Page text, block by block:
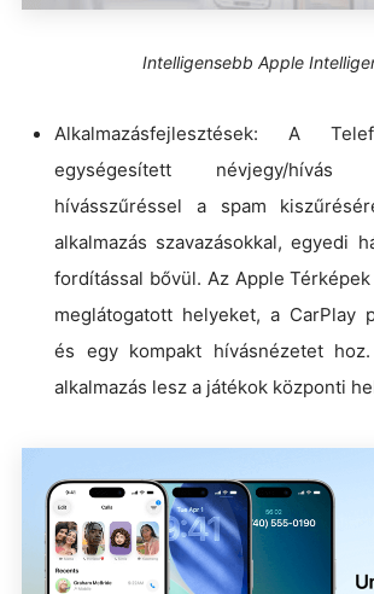
Intelligensebb Apple
Alkalmazásfejlesztések: A
egységesített névjegy/
hívásszűréssel a spam
alkalmazás szavazásokkal, egyedi
fordítással bővül. Az Apple
meglátogatott helyeket, a CarPlay
és egy kompakt hívásnézetet
alkalmazás lesz a játékok központi